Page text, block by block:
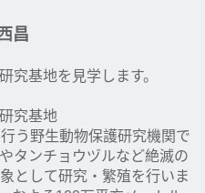
昌
究基地を見学します。
究基地
う野生動物保護研究機関で
タンチョウヅルなど絶滅の
として研究・繁殖を行いま